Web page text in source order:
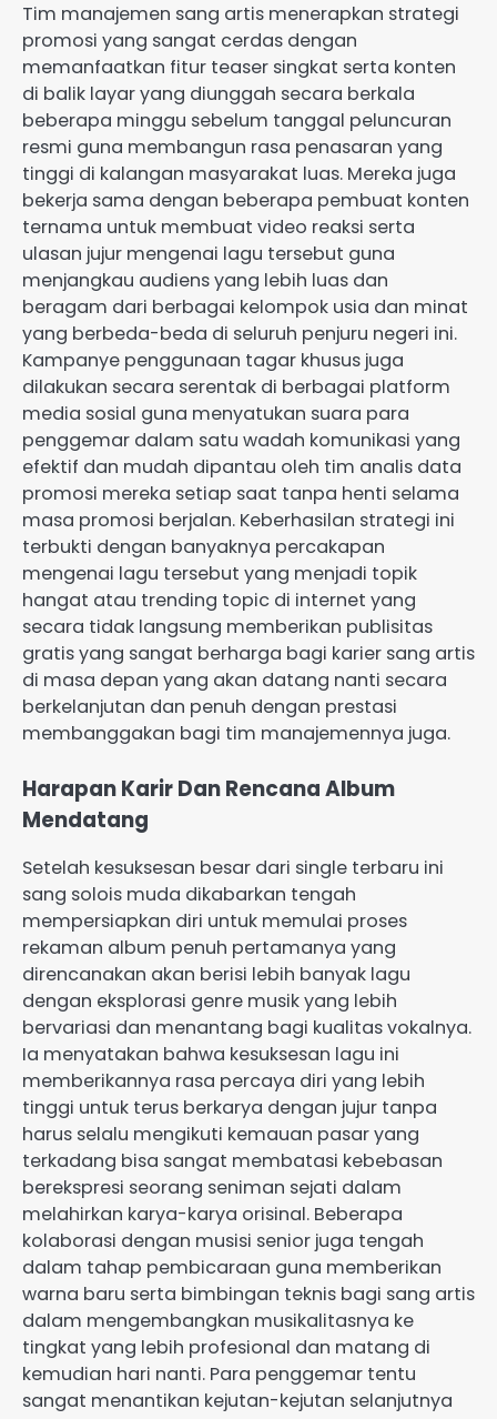
Tim manajemen sang artis menerapkan strategi
promosi yang sangat cerdas dengan
memanfaatkan fitur teaser singkat serta konten
di balik layar yang diunggah secara berkala
beberapa minggu sebelum tanggal peluncuran
resmi guna membangun rasa penasaran yang
tinggi di kalangan masyarakat luas. Mereka juga
bekerja sama dengan beberapa pembuat konten
ternama untuk membuat video reaksi serta
ulasan jujur mengenai lagu tersebut guna
menjangkau audiens yang lebih luas dan
beragam dari berbagai kelompok usia dan minat
yang berbeda-beda di seluruh penjuru negeri ini.
Kampanye penggunaan tagar khusus juga
dilakukan secara serentak di berbagai platform
media sosial guna menyatukan suara para
penggemar dalam satu wadah komunikasi yang
efektif dan mudah dipantau oleh tim analis data
promosi mereka setiap saat tanpa henti selama
masa promosi berjalan. Keberhasilan strategi ini
terbukti dengan banyaknya percakapan
mengenai lagu tersebut yang menjadi topik
hangat atau trending topic di internet yang
secara tidak langsung memberikan publisitas
gratis yang sangat berharga bagi karier sang artis
di masa depan yang akan datang nanti secara
berkelanjutan dan penuh dengan prestasi
membanggakan bagi tim manajemennya juga.
Harapan Karir Dan Rencana Album
Mendatang
Setelah kesuksesan besar dari single terbaru ini
sang solois muda dikabarkan tengah
mempersiapkan diri untuk memulai proses
rekaman album penuh pertamanya yang
direncanakan akan berisi lebih banyak lagu
dengan eksplorasi genre musik yang lebih
bervariasi dan menantang bagi kualitas vokalnya.
Ia menyatakan bahwa kesuksesan lagu ini
memberikannya rasa percaya diri yang lebih
tinggi untuk terus berkarya dengan jujur tanpa
harus selalu mengikuti kemauan pasar yang
terkadang bisa sangat membatasi kebebasan
berekspresi seorang seniman sejati dalam
melahirkan karya-karya orisinal. Beberapa
kolaborasi dengan musisi senior juga tengah
dalam tahap pembicaraan guna memberikan
warna baru serta bimbingan teknis bagi sang artis
dalam mengembangkan musikalitasnya ke
tingkat yang lebih profesional dan matang di
kemudian hari nanti. Para penggemar tentu
sangat menantikan kejutan-kejutan selanjutnya